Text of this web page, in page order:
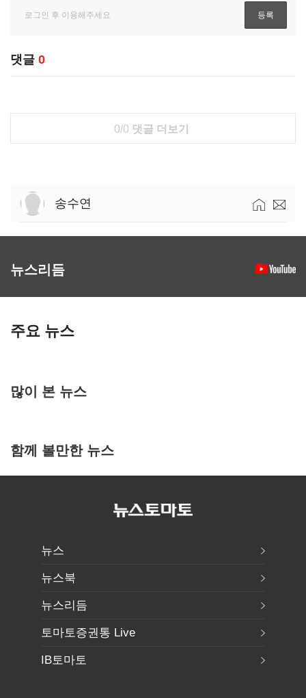
댓글 0
0/0 댓글 더보기
송수연
뉴스리듬
주요 뉴스
많이 본 뉴스
함께 볼만한 뉴스
뉴스
뉴스북
뉴스리듬
토마토증권통 Live
IB토마토